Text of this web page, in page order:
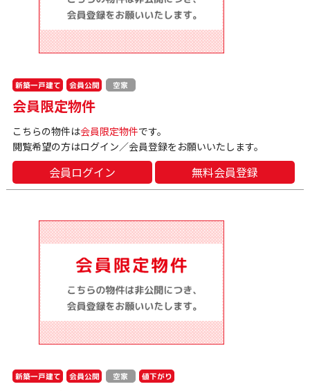
新築一戸建て 会員公開 空家
会員限定物件
こちらの物件は会員限定物件です。
閲覧希望の方はログイン／会員登録をお願いいたします。
会員ログイン 無料会員登録
新築一戸建て 会員公開 空家 値下がり